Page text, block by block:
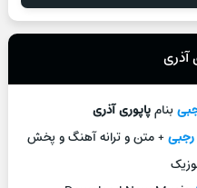
آذری
بنامپاپوری آذری
رجبی+ متن و ترانه آهنگ و پخش